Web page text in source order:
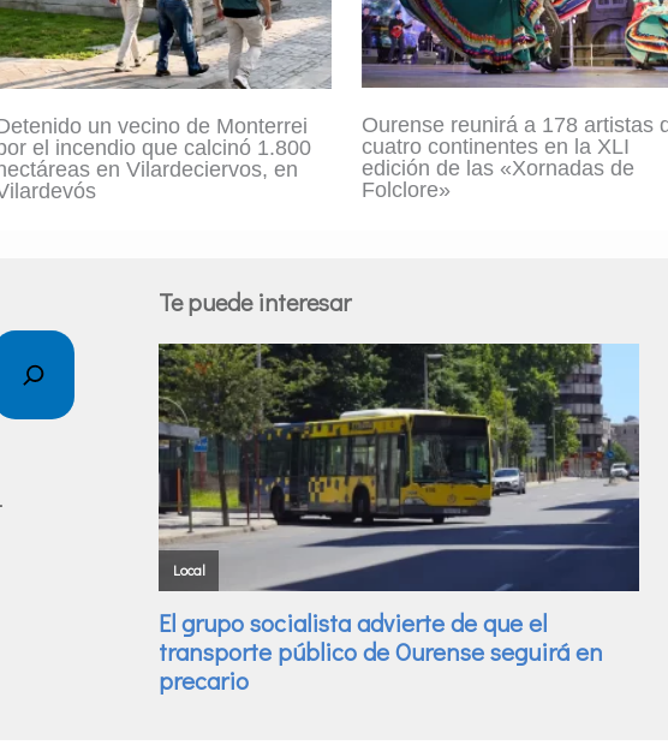
un vecino de Monterrei
el incendio que calcinó 1.800
en Vilardeciervos, en
Ourense reunirá a 178 artistas
cuatro continentes en la XLI
edición de las «Xornadas de
Folclore»
Te puede interesar